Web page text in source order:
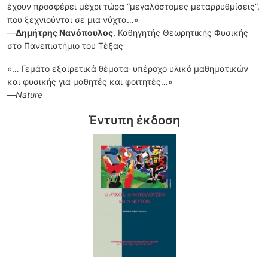
έχουν προσφέρει μέχρι τώρα “μεγαλόστομες μεταρρυθμίσεις”,
που ξεχνιούνται σε μια νύχτα…»
—Δημήτρης Νανόπουλος, Καθηγητής Θεωρητικής Φυσικής
στο Πανεπιστήμιο του Τέξας
«… Γεμάτο εξαιρετικά θέματα· υπέροχο υλικό μαθηματικών
και φυσικής για μαθητές και φοιτητές…»
—Nature
Έντυπη έκδοση